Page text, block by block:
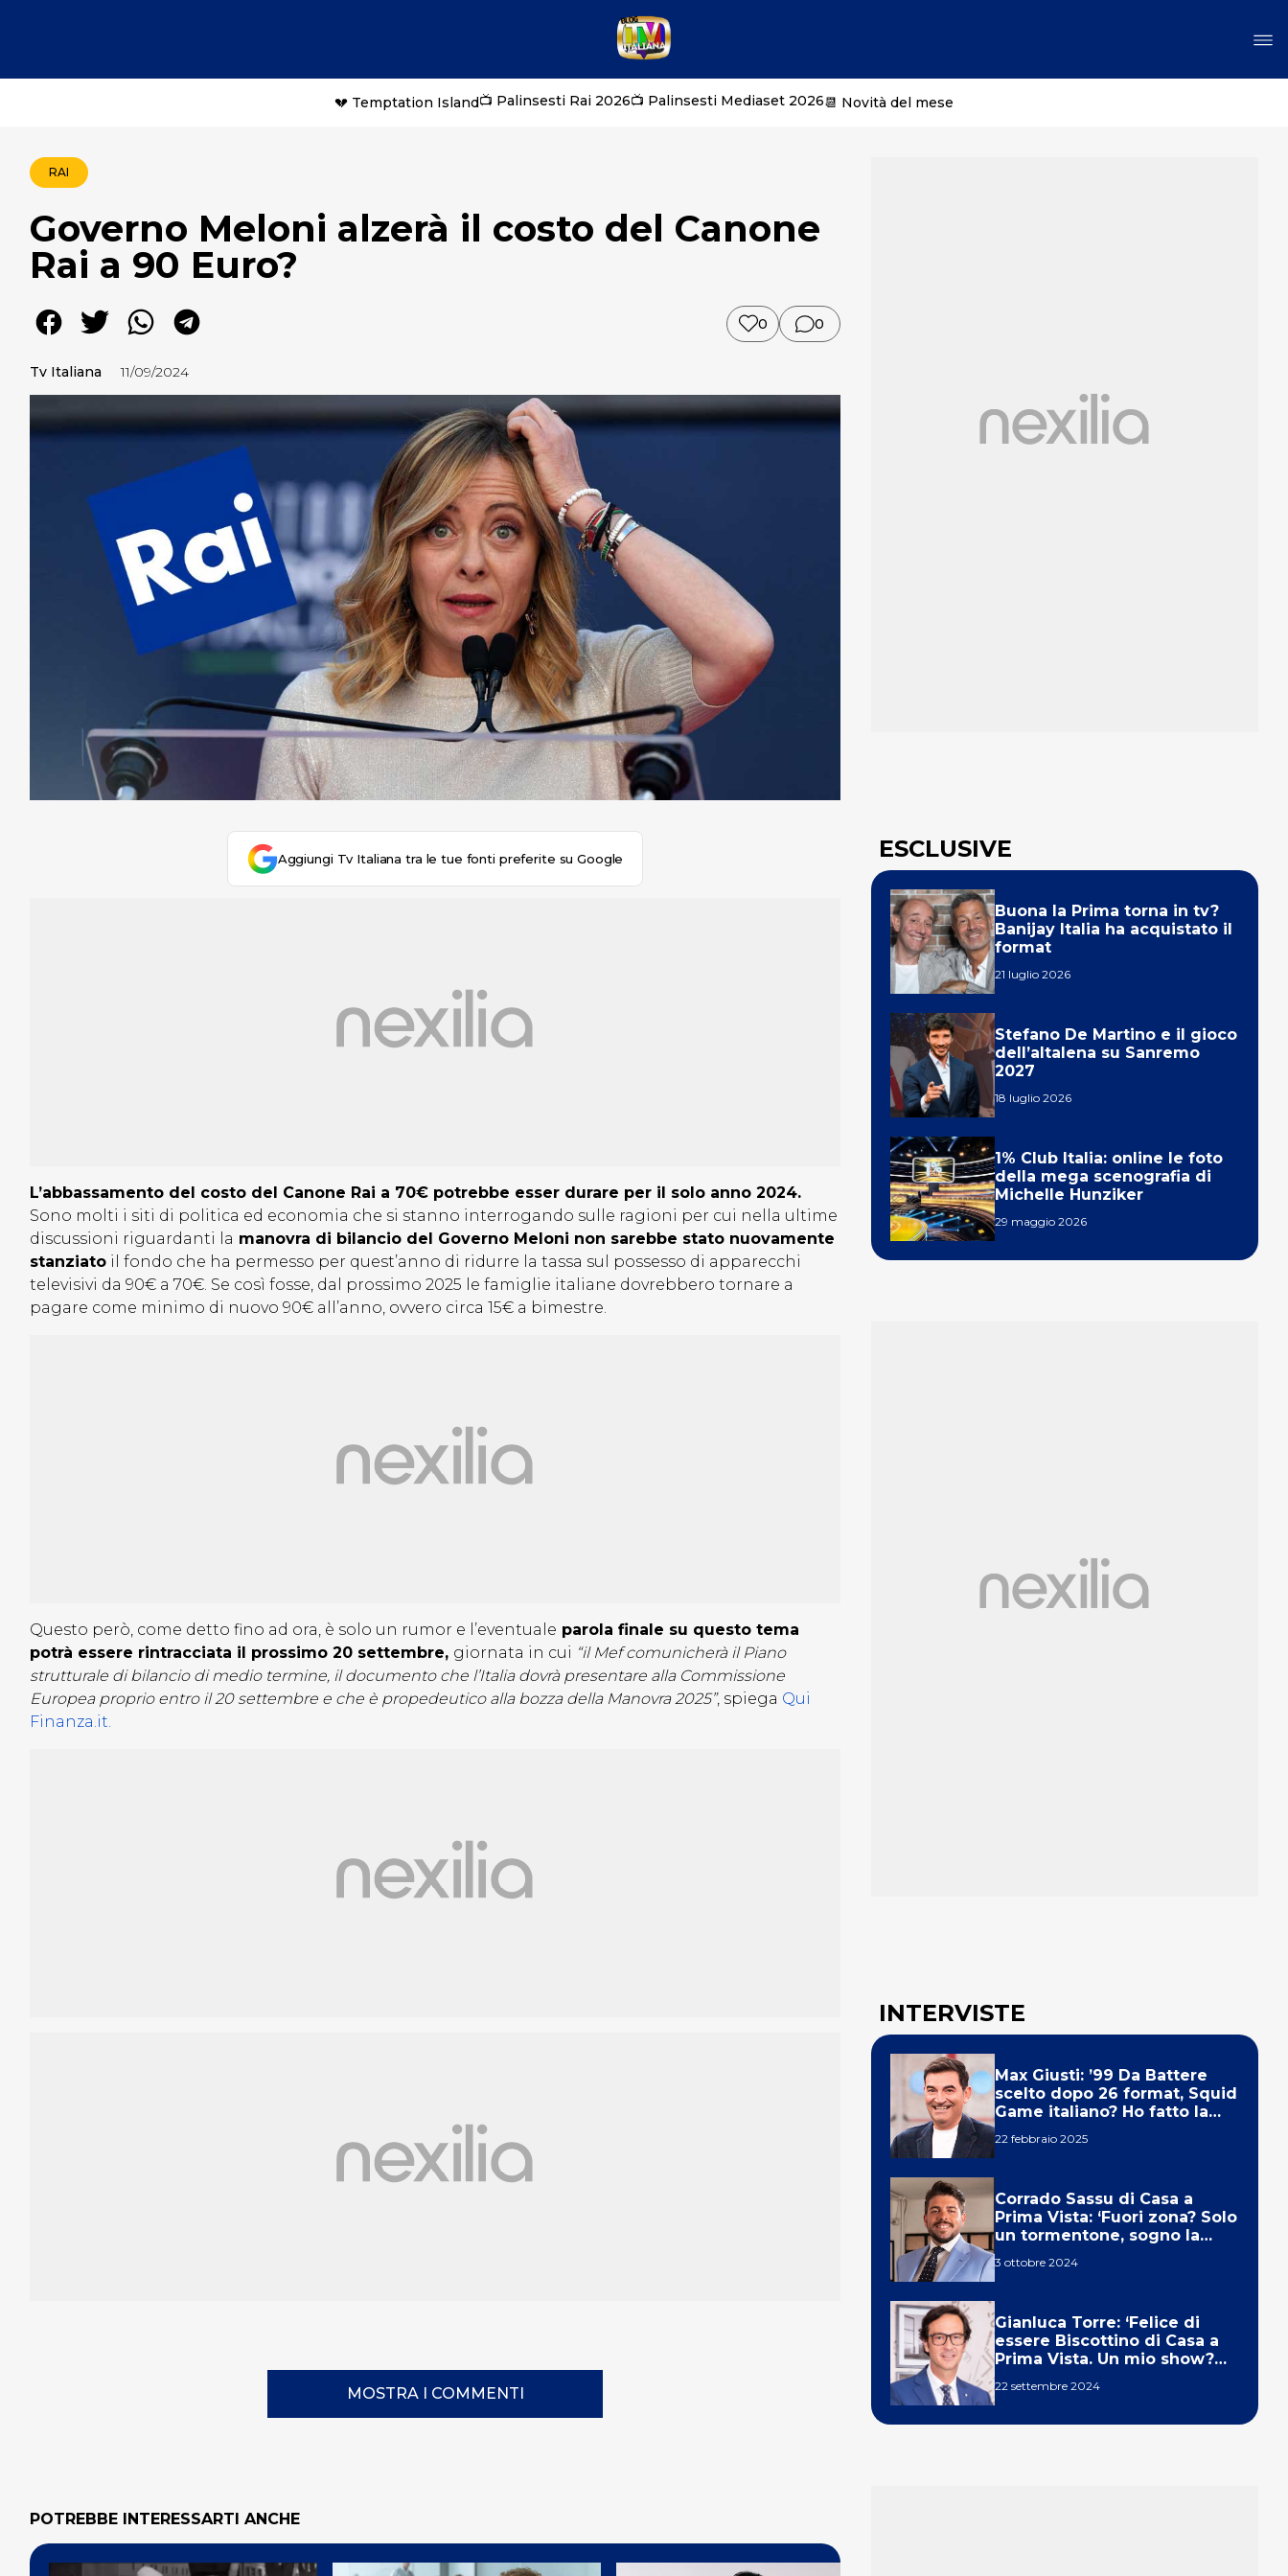
💔 Temptation Island📺 Palinsesti Rai 2026📺 Palinsesti Mediaset 2026📆 Novità del mese
RAI
Governo Meloni alzerà il costo del Canone
Rai a 90 Euro?
0 0
Tv Italiana 11/09/2024
Aggiungi Tv Italiana tra le tue fonti preferite su Google
L’abbassamento del costo del Canone Rai a 70€ potrebbe esser durare per il solo anno 2024.
Sono molti i siti di politica ed economia che si stanno interrogando sulle ragioni per cui nella ultime
discussioni riguardanti la manovra di bilancio del Governo Meloni non sarebbe stato nuovamente
stanziato il fondo che ha permesso per quest’anno di ridurre la tassa sul possesso di apparecchi
televisivi da 90€ a 70€. Se così fosse, dal prossimo 2025 le famiglie italiane dovrebbero tornare a
pagare come minimo di nuovo 90€ all’anno, ovvero circa 15€ a bimestre.
Questo però, come detto fino ad ora, è solo un rumor e l’eventuale parola finale su questo tema
potrà essere rintracciata il prossimo 20 settembre, giornata in cui “il Mef comunicherà il Piano
strutturale di bilancio di medio termine, il documento che l’Italia dovrà presentare alla Commissione
Europea proprio entro il 20 settembre e che è propedeutico alla bozza della Manovra 2025”, spiega Qui
Finanza.it.
MOSTRA I COMMENTI
POTREBBE INTERESSARTI ANCHE
ESCLUSIVE
Buona la Prima torna in tv?
Banijay Italia ha acquistato il
format
21 luglio 2026
Stefano De Martino e il gioco
dell’altalena su Sanremo
2027
18 luglio 2026
1% Club Italia: online le foto
della mega scenografia di
Michelle Hunziker
29 maggio 2026
INTERVISTE
Max Giusti: ’99 Da Battere
scelto dopo 26 format, Squid
Game italiano? Ho fatto la
22 febbraio 2025
Corrado Sassu di Casa a
Prima Vista: ‘Fuori zona? Solo
un tormentone, sogno la
3 ottobre 2024
Gianluca Torre: ‘Felice di
essere Biscottino di Casa a
Prima Vista. Un mio show?
22 settembre 2024